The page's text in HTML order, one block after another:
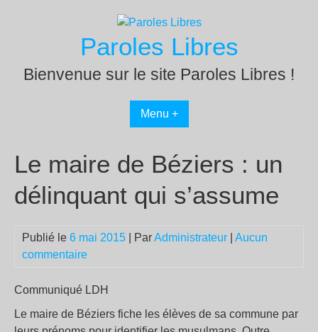
Paroles Libres
Bienvenue sur le site Paroles Libres !
Menu +
Le maire de Béziers : un
délinquant qui s’assume
Publié le 6 mai 2015 | ParAdministrateur
Aucun
commentaire
Communiqué LDH
Le maire de Béziers fiche les élèves de sa commune par